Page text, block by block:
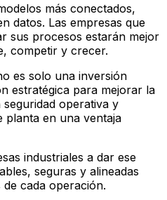
más conectados,
datos. Las empresas que
sus procesos estarán mejor
competir y crecer.
es solo una inversión
estratégica para mejorar la
operativa y
en una ventaja
industriales a dar ese
seguras y alineadas
cada operación.